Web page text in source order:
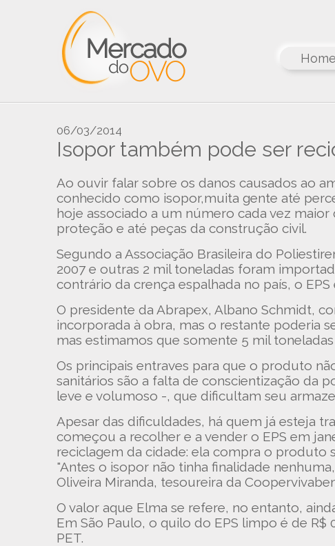
Home
06/03/2014
Isopor também pode ser
Ao ouvir falar sobre os danos causados ao
conhecido como isopor,muita gente até
hoje associado a um número cada vez
proteção e até peças da construção civil.
Segundo a Associação Brasileira do
2007 e outras 2 mil toneladas foram
contrário da crença espalhada no país, o
O presidente da Abrapex, Albano Schmidt,
incorporada à obra, mas o restante poderia
mas estimamos que somente 5 mil
Os principais entraves para que o produto
sanitários são a falta de conscientização da
leve e volumoso -, que dificultam seu
Apesar das dificuldades, há quem já esteja
começou a recolher e a vender o EPS em
reciclagem da cidade: ela compra o produto
"Antes o isopor não tinha finalidade
Oliveira Miranda, tesoureira da
O valor aque Elma se refere, no entanto,
Em São Paulo, o quilo do EPS limpo é de
PET.